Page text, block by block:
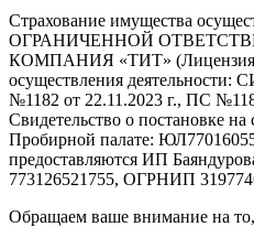
Страхование имущества
ОГРАНИЧЕННОЙ
КОМПАНИЯ «ТИТ» (Лицензия
осуществления деятельности:
№1182 от 22.11.2023 г., ПС
Свидетельство о постановке
Пробирной палате:
предоставляются ИП
773126521755, ОГРНИП
Обращаем ваше внимание на